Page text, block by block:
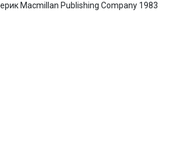
Macmillan Publishing Company 1983